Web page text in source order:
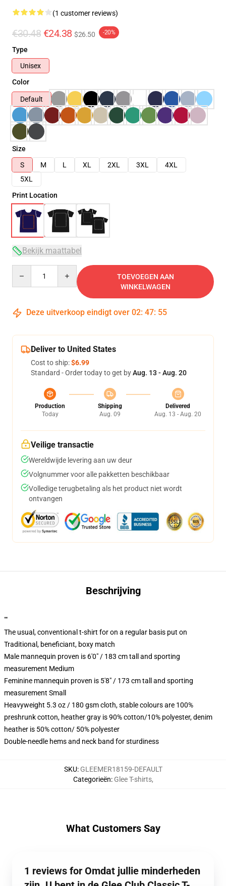
(1 customer reviews)
€30.48 €24.38 $26.50 -20%
Type
Unisex
Color
Default
Size
S
M L XL 2XL 3XL
4XL
5XL
Print Location
Bekijk maattabel
TOEVOEGEN AAN
WINKELWAGEN
Deze uitverkoop eindigt over 02: 47: 54
Deliver to United States
Cost to ship:$6.99
Standard - Order today to get byAug. 13 - Aug. 20
Production
Today
Shipping
Aug. 09
Delivered
Aug. 13 - Aug. 20
Veilige transactie
Wereldwijde levering aan uw deur
Volgnummer voor alle pakketten beschikbaar
Volledige terugbetaling als het product niet wordt
ontvangen
Beschrijving
""
The usual, conventional t-shirt for on a regular basis put on
Traditional, beneficiant, boxy match
Male mannequin proven is 6'0" / 183 cm tall and sporting
measurement Medium
Feminine mannequin proven is 5'8" / 173 cm tall and sporting
measurement Small
Heavyweight 5.3 oz / 180 gsm cloth, stable colours are 100%
preshrunk cotton, heather gray is 90% cotton/10% polyester, denim
heather is 50% cotton/ 50% polyester
Double-needle hems and neck band for sturdiness
SKU: GLEEMER18159-DEFAULT
Categorieën: Glee T-shirts,
What Customers Say
1 reviews for Omdat jullie minderheden